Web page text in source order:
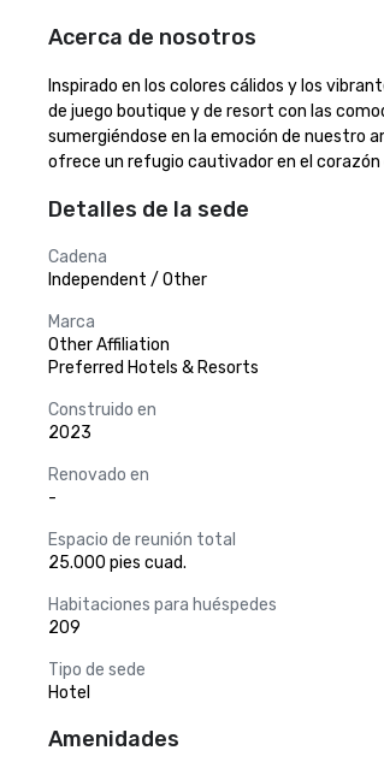
Acerca de nosotros
Inspirado en los colores cálidos y los
de juego boutique y de resort con las
sumergiéndose en la emoción de nuestro
ofrece un refugio cautivador en el corazón
Detalles de la sede
Cadena
Independent / Other
Marca
Other Affiliation
Preferred Hotels & Resorts
Construido en
2023
Renovado en
-
Espacio de reunión total
25.000 pies cuad.
Habitaciones para huéspedes
209
Tipo de sede
Hotel
Amenidades